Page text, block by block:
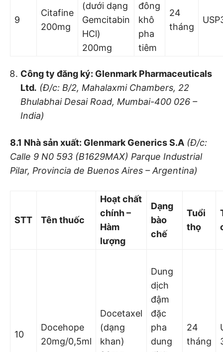
9
Citafine
200mg
(dưới dạng
Gemcitabin
HCl)
200mg
đông
khô
pha
tiêm
24
tháng
Công ty đăng ký: Glenmark Pharmaceuticals
Ltd. (Đ/c: B/2, Mahalaxmi Chambers, 22
Bhulabhai Desai Road, Mumbai-400 026 –
India)
8.1 Nhà sản xuất: Glenmark Generics S.A (Đ/c:
Calle 9 N0 593 (B1629MAX) Parque Industrial
Pilar, Provincia de Buenos Aires – Argentina)
STT Tên thuốc
Hoạt chất
chính –
Hàm
lượng
Dạng
bào
chế
Tuổi
thọ
10
Docehope
20mg/0,5ml
Docetaxel
(dạng
khan)
Dung
dịch
đậm
đặc
pha
dung
24
tháng